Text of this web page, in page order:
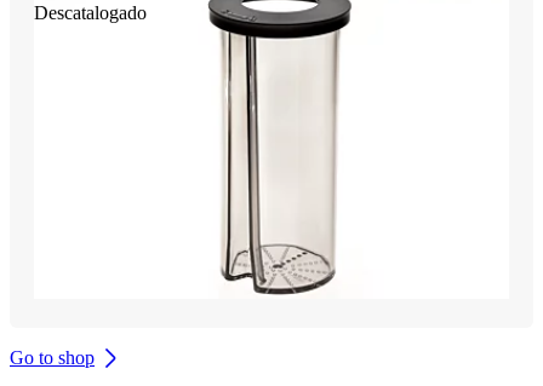
Descatalogado
Go to shop